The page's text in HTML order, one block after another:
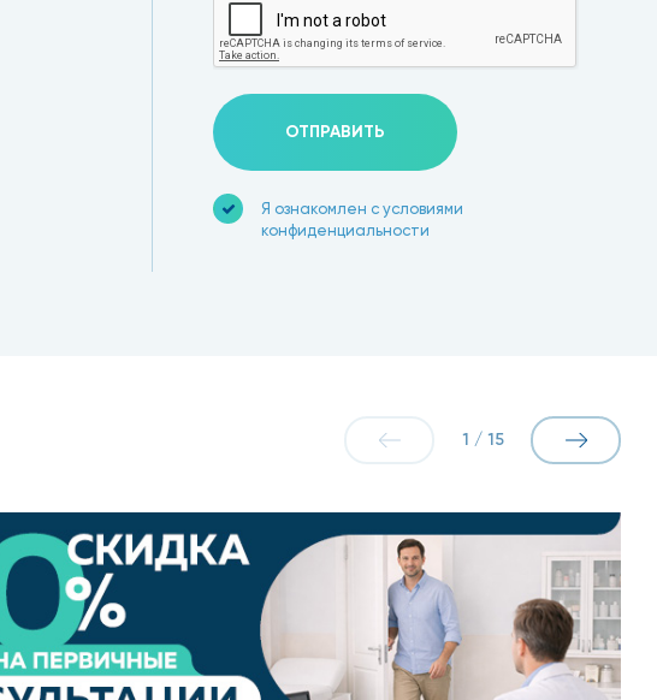
ОТПРАВИТЬ
Я ознакомлен с условиями
конфиденциальности
1 / 15